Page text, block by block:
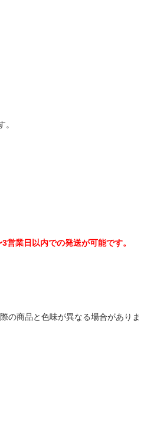
業日以内での発送が可能です。
の商品と色味が異なる場合がありま